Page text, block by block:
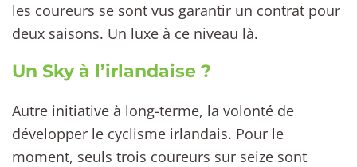
les coureurs se sont vus garantir un contrat pour
deux saisons. Un luxe à ce niveau là.
Un Sky à l’irlandaise ?
Autre initiative à long-terme, la volonté de
développer le cyclisme irlandais. Pour le
moment, seuls trois coureurs sur seize sont